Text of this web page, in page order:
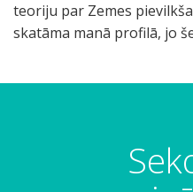
teoriju par Zemes
skatāma manā profilā, jo